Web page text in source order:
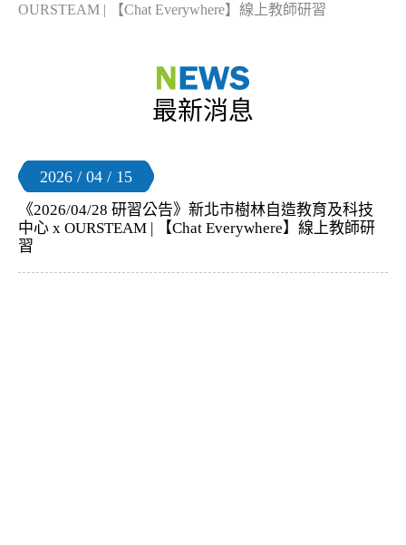
OURSTEAM | 【Chat Everywhere】線上教師研習
最新消息
2026 / 04 / 15
《2026/04/28 研習公告》新北市樹林自造教育及科技
中心 x OURSTEAM | 【Chat Everywhere】線上教師研
習